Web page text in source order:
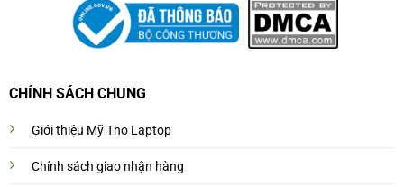
CHÍNH SÁCH CHUNG
Giới thiệu Mỹ Tho Laptop
Chính sách giao nhận hàng